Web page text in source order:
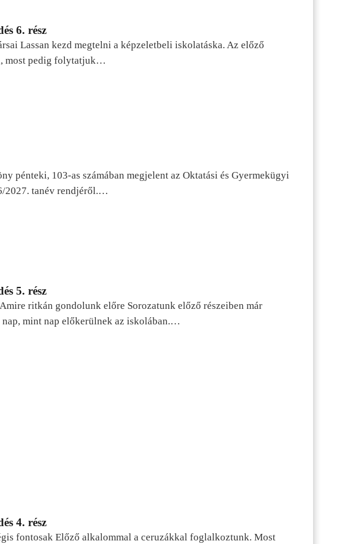
6. rész
Lassan kezd megtelni a képzeletbeli iskolatáska. Az előző
most pedig folytatjuk…
pénteki, 103-as számában megjelent az Oktatási és Gyermekügyi
2027. tanév rendjéről.…
5. rész
ritkán gondolunk előre Sorozatunk előző részeiben már
mint nap előkerülnek az iskolában.…
4. rész
fontosak Előző alkalommal a ceruzákkal foglalkoztunk. Most